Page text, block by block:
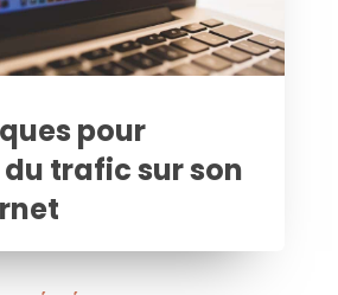
pour
trafic sur son